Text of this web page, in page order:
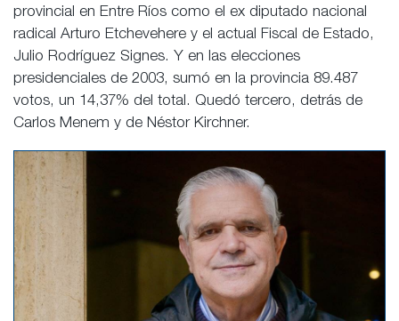
provincial en Entre Ríos como el ex diputado nacional
radical Arturo Etchevehere y el actual Fiscal de Estado,
Julio Rodríguez Signes. Y en las elecciones
presidenciales de 2003, sumó en la provincia 89.487
votos, un 14,37% del total. Quedó tercero, detrás de
Carlos Menem y de Néstor Kirchner.